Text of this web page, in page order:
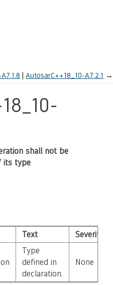
AutosarC++18_10-A7.2.1 →
shall not be
its type
Text Severity
Type
defined in
declaration.
None